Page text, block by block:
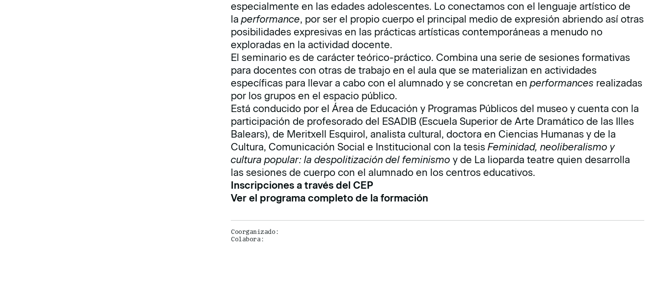
especialmente en las edades adolescentes. Lo conectamos con el lenguaje artístico de
laperformance, por ser el propio cuerpo el principal medio de expresión abriendo así otras
posibilidades expresivas en las prácticas artísticas contemporáneas a menudo no
exploradas en la actividad docente.
El seminario es de carácter teórico-práctico. Combina una serie de sesiones formativas
para docentes con otras de trabajo en el aula que se materializan en actividades
específicas para llevar a cabo con el alumnado y se concretan enperformances realizadas
por los grupos en el espacio público.
Está conducido por el Área de Educación y Programas Públicos del museo y cuenta con la
participación de profesorado del ESADIB (Escuela Superior de Arte Dramático de las Illes
Balears), de Meritxell Esquirol, analista cultural, doctora en Ciencias Humanas y de la
Cultura, Comunicación Social e Institucional con la tesisFeminidad, neoliberalismo y
cultura popular: la despolitización del feminismo y de La lioparda teatre quien desarrolla
las sesiones de cuerpo con el alumnado en los centros educativos.
Inscripciones a través del CEP
Ver el programa completo de la formación
Coorganizado:
Colabora: